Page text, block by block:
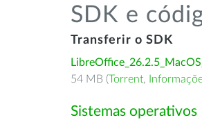
SDK e
Transferir o SDK
54 MB (Torrent,
Sistemas operativos